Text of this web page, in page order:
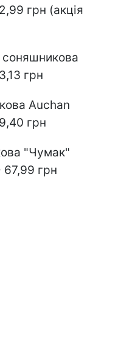
грн (акція
соняшникова
грн
Auchan
грн
"Чумак"
грн